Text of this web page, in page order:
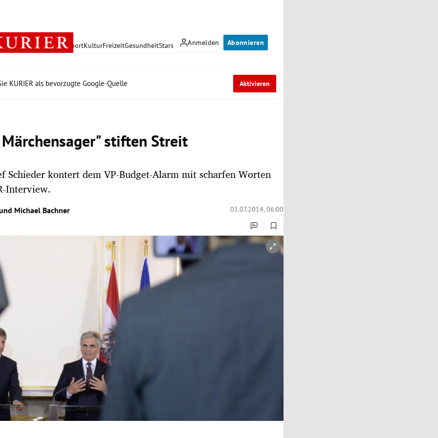
Anmelden Abonnieren
PolitikWirtschaft SportKulturFreizeitGesundheitStars
KURIER als bevorzugte Google-Quelle Aktivieren
stiften Streit
Schieder kontert dem VP-Budget-Alarm mit scharfen Worten
Interview.
Michael Bachner 01.07.2014, 06:00
öffnen/schließen